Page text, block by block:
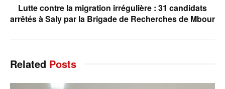
Lutte contre la migration irrégulière : 31 candidats
arrêtés à Saly par la Brigade de Recherches de Mbour
Related Posts